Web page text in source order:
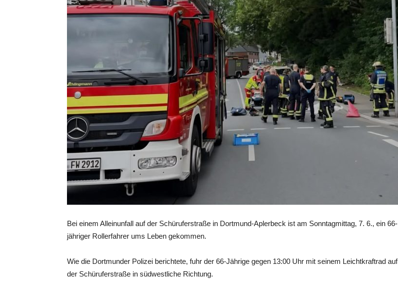
Bei einem Alleinunfall auf der Schüruferstraße in Dortmund-Aplerbeck ist am Sonntagmittag, 7. 6., ein 66-
jähriger Rollerfahrer ums Leben gekommen.
Wie die Dortmunder Polizei berichtete, fuhr der 66-Jährige gegen 13:00 Uhr mit seinem Leichtkraftrad auf
der Schüruferstraße in südwestliche Richtung.